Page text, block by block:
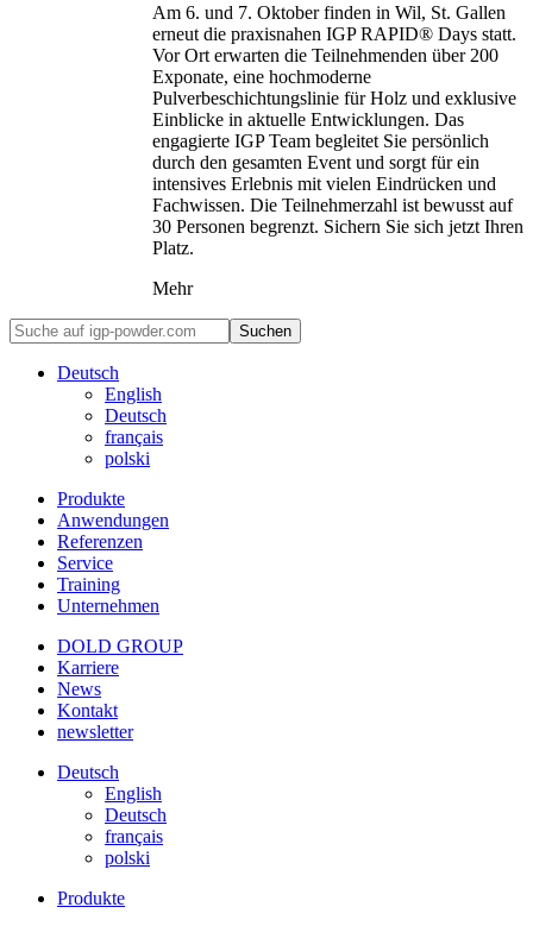
Am 6. und 7. Oktober finden in Wil, St. Gallen
erneut die praxisnahen IGP RAPID® Days statt.
Vor Ort erwarten die Teilnehmenden über 200
Exponate, eine hochmoderne
Pulverbeschichtungslinie für Holz und exklusive
Einblicke in aktuelle Entwicklungen. Das
engagierte IGP Team begleitet Sie persönlich
durch den gesamten Event und sorgt für ein
intensives Erlebnis mit vielen Eindrücken und
Fachwissen. Die Teilnehmerzahl ist bewusst auf
30 Personen begrenzt. Sichern Sie sich jetzt Ihren
Platz.
Mehr
Suchen
Deutsch
English
Deutsch
français
polski
Produkte
Anwendungen
Referenzen
Service
Training
Unternehmen
DOLD GROUP
Karriere
News
Kontakt
newsletter
Deutsch
English
Deutsch
français
polski
Produkte